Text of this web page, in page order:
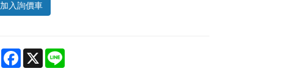
加入詢價車
Share Facebook
X